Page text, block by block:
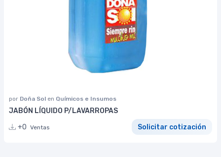
por Doña Sol en Químicos e Insumos
JABÓN LÍQUIDO P/LAVARROPAS
+0 Ventas Solicitar cotización